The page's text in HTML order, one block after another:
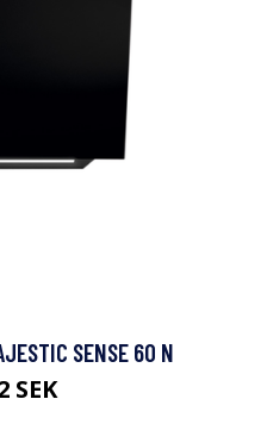
SENSE 60 N
SEK